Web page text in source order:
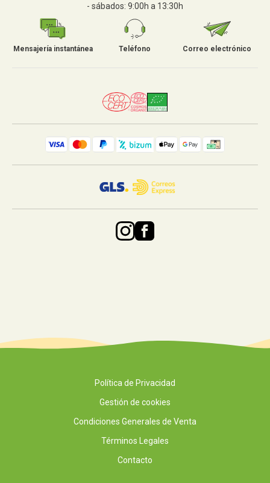
- sábados: 9:00h a 13:30h
Mensajería instantánea Teléfono Correo electrónico
Política de Privacidad
Gestión de cookies
Condiciones Generales de Venta
Términos Legales
Contacto